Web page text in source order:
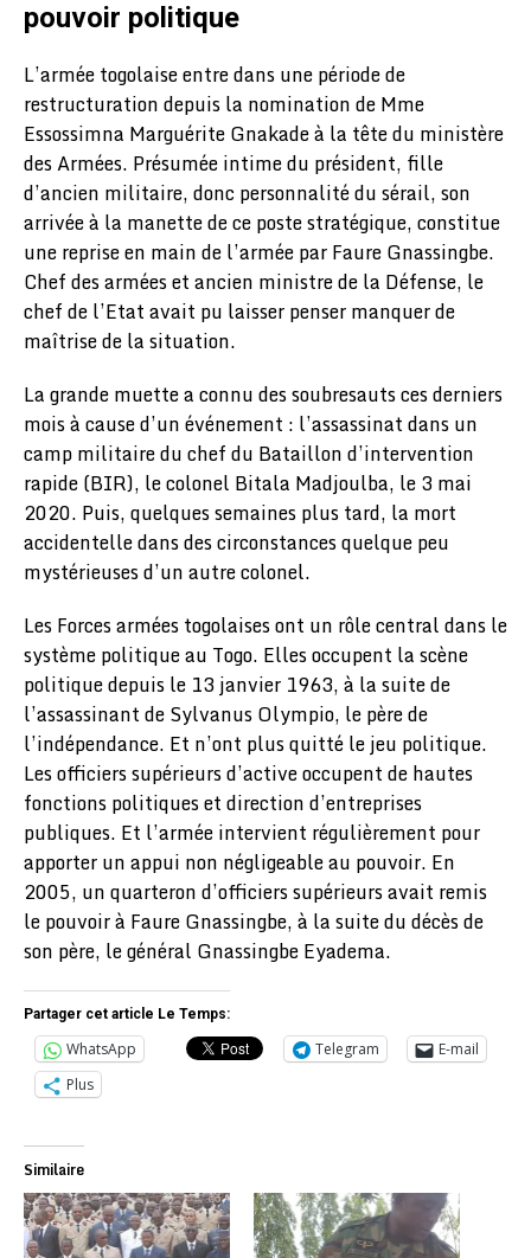
pouvoir politique
L’armée togolaise entre dans une période de
restructuration depuis la nomination de Mme
Essossimna Marguérite Gnakade à la tête du ministère
des Armées. Présumée intime du président, fille
d’ancien militaire, donc personnalité du sérail, son
arrivée à la manette de ce poste stratégique, constitue
une reprise en main de l’armée par Faure Gnassingbe.
Chef des armées et ancien ministre de la Défense, le
chef de l’Etat avait pu laisser penser manquer de
maîtrise de la situation.
La grande muette a connu des soubresauts ces derniers
mois à cause d’un événement : l’assassinat dans un
camp militaire du chef du Bataillon d’intervention
rapide (BIR), le colonel Bitala Madjoulba, le 3 mai
2020. Puis, quelques semaines plus tard, la mort
accidentelle dans des circonstances quelque peu
mystérieuses d’un autre colonel.
Les Forces armées togolaises ont un rôle central dans le
système politique au Togo. Elles occupent la scène
politique depuis le 13 janvier 1963, à la suite de
l’assassinant de Sylvanus Olympio, le père de
l’indépendance. Et n’ont plus quitté le jeu politique.
Les officiers supérieurs d’active occupent de hautes
fonctions politiques et direction d’entreprises
publiques. Et l’armée intervient régulièrement pour
apporter un appui non négligeable au pouvoir. En
2005, un quarteron d’officiers supérieurs avait remis
le pouvoir à Faure Gnassingbe, à la suite du décès de
son père, le général Gnassingbe Eyadema.
Partager cet article Le Temps:
WhatsApp Telegram
E-mail
Plus
Similaire